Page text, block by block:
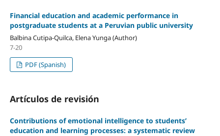
Financial education and academic performance in
postgraduate students at a Peruvian public university
Balbina Cutipa-Quilca, Elena Yunga (Author)
7-20
PDF (Spanish)
Artículos de revisión
Contributions of emotional intelligence to students’
education and learning processes: a systematic review